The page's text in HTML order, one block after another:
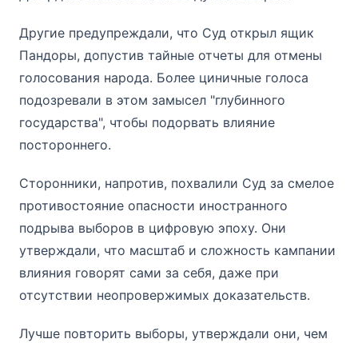
Другие предупреждали, что Суд открыл ящик
Пандоры, допустив тайные отчеты для отмены
голосования народа. Более циничные голоса
подозревали в этом замысел "глубинного
государства", чтобы подорвать влияние
постороннего.
Сторонники, напротив, похвалили Суд за смелое
противостояние опасности иностранного
подрыва выборов в цифровую эпоху. Они
утверждали, что масштаб и сложность кампании
влияния говорят сами за себя, даже при
отсутствии неопровержимых доказательств.
Лучше повторить выборы, утверждали они, чем